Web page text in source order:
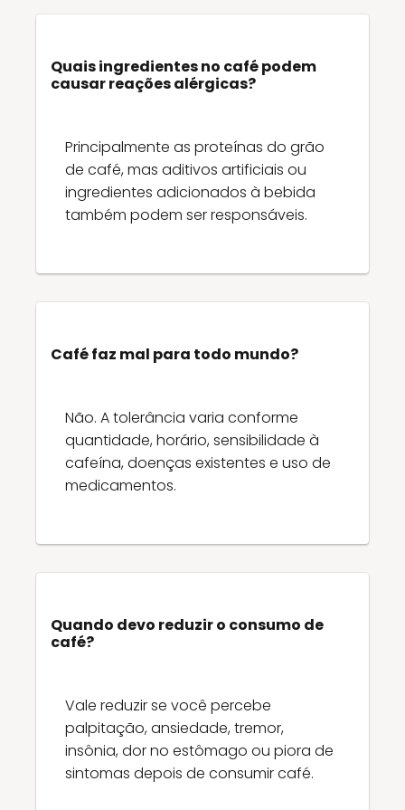
Quais ingredientes no café podem
causar reações alérgicas?
Principalmente as proteínas do grão
de café, mas aditivos artificiais ou
ingredientes adicionados à bebida
também podem ser responsáveis.
Café faz mal para todo mundo?
Não. A tolerância varia conforme
quantidade, horário, sensibilidade à
cafeína, doenças existentes e uso de
medicamentos.
Quando devo reduzir o consumo de
café?
Vale reduzir se você percebe
palpitação, ansiedade, tremor,
insônia, dor no estômago ou piora de
sintomas depois de consumir café.